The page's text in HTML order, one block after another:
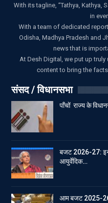
With its tagline, “Tathya, Kathya,
in
With a team of dedicated
Odisha, Madhya Pradesh and
news that is
At Desh Digital, we put up
content to bring the
संसद / विधानसभा
पाँचों राज्य के
बजट 2026-27:
आयुर्वेदिक…
आम बजट 2025-